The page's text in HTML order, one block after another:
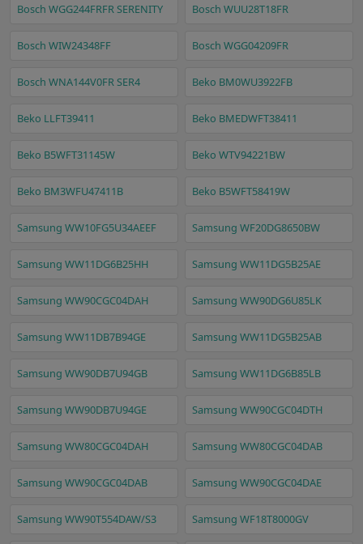
Bosch WGG244FRFR SERENITY Bosch WUU28T18FR
Bosch WIW24348FF Bosch WGG04209FR
Bosch WNA144V0FR SER4 Beko BM0WU3922FB
Beko LLFT39411 Beko BMEDWFT38411
Beko B5WFT31145W Beko WTV94221BW
Beko BM3WFU47411B Beko B5WFT58419W
Samsung WW10FG5U34AEEF Samsung WF20DG8650BW
Samsung WW11DG6B25HH Samsung WW11DG5B25AE
Samsung WW90CGC04DAH Samsung WW90DG6U85LK
Samsung WW11DB7B94GE Samsung WW11DG5B25AB
Samsung WW90DB7U94GB Samsung WW11DG6B85LB
Samsung WW90DB7U94GE Samsung WW90CGC04DTH
Samsung WW80CGC04DAH Samsung WW80CGC04DAB
Samsung WW90CGC04DAB Samsung WW90CGC04DAE
Samsung WW90T554DAW/S3 Samsung WF18T8000GV